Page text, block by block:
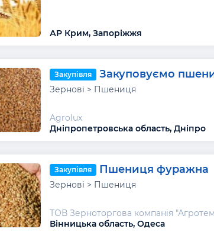
АР Крим, Запоріжжя
Закупівля Закуповуємо
Зернові > Пшениця
Agrolux
Дніпропетровська область, Дніпро
Закупівля Пшениця фуражна
Зернові > Пшениця
ТОВ Зерноторгова компанія
Вінницька область, Одеса